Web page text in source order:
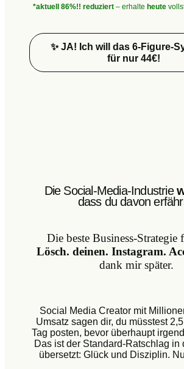
*aktuell 86%!! reduziert – erhalte heute
✨ JA! Ich will das 6-Figure-
für nur 44€!
Die Social-Media-Industrie
dass du davon
Die beste Business-Strategie
Lösch. deinen. Instagram.
dank mir später.
Social Media Creator mit
Umsatz sagen dir, du müsstest
Tag posten, bevor überhaupt
Das ist der Standard-Ratschlag in
übersetzt: Glück und Disziplin.